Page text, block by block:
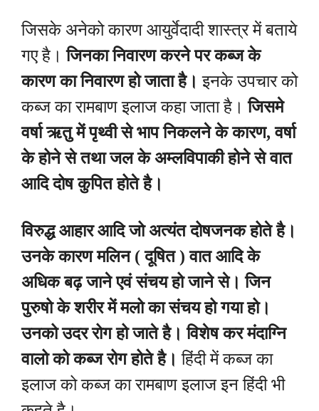
जिसके अनेको कारण आयुर्वेदादी शास्त्र में बताये
गए है।जिनका निवारण करने पर कब्ज के
कारण का निवारण हो जाता है। इनके उपचार को
कब्ज का रामबाण इलाज कहा जाता है।जिसमे
वर्षा ऋतु में पृथ्वी से भाप निकलने के कारण, वर्षा
के होने से तथा जल के अम्लविपाकी होने से वात
आदि दोष कुपित होते है।
विरुद्ध आहार आदि जो अत्यंत दोषजनक होते है।
उनके कारण मलिन ( दूषित ) वात आदि के
अधिक बढ़ जाने एवं संचय हो जाने से। जिन
पुरुषो के शरीर में मलो का संचय हो गया हो।
उनको उदर रोग हो जाते है। विशेष कर मंदाग्नि
वालो को कब्ज रोग होते है। हिंदी में कब्ज का
इलाज को कब्ज का रामबाण इलाज इन हिंदी भी